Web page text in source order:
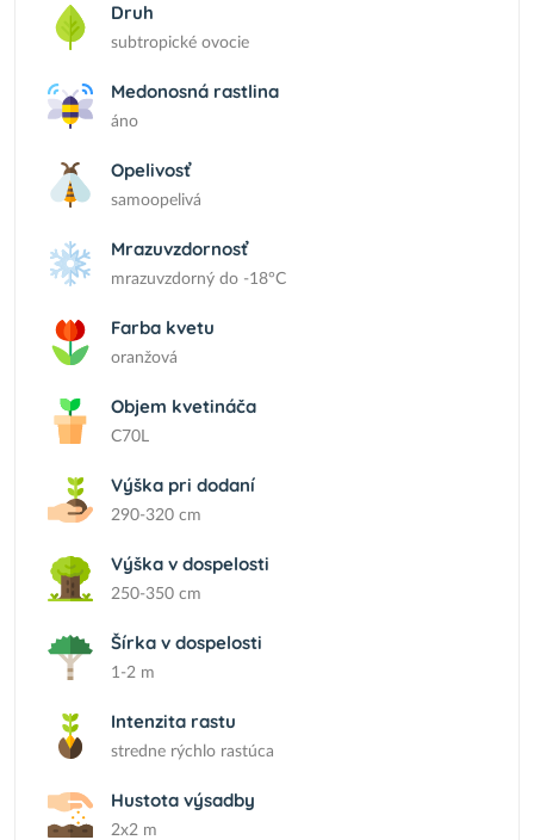
Druh
subtropické ovocie
Medonosná rastlina
áno
Opelivosť
samoopelivá
Mrazuvzdornosť
mrazuvzdorný do -18°C
Farba kvetu
oranžová
Objem kvetináča
C70L
Výška pri dodaní
290-320 cm
Výška v dospelosti
250-350 cm
Šírka v dospelosti
1-2 m
Intenzita rastu
stredne rýchlo rastúca
Hustota výsadby
2x2 m